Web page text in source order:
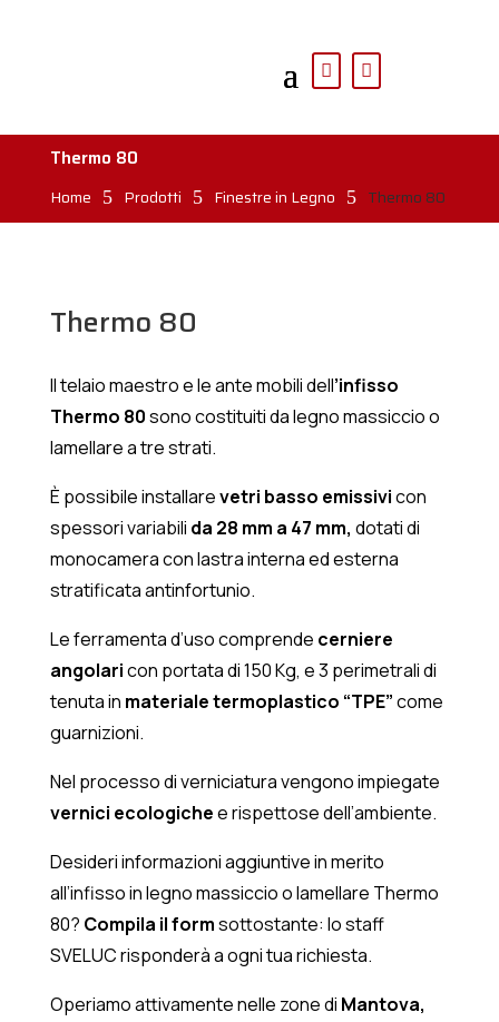
Thermo 80
Home 5 Prodotti 5 Finestre in Legno 5 Thermo 80
Thermo 80
Il telaio maestro e le ante mobili dell’infisso
Thermo 80sono costituiti da legno massiccio o
lamellare a tre strati.
È possibile installarevetri basso emissivicon
spessori variabili da 28 mm a 47 mm, dotati di
monocamera con lastra interna ed esterna
stratificata antinfortunio.
Le ferramenta d’uso comprende cerniere
angolaricon portata di 150 Kg, e 3 perimetrali di
tenuta in materiale termoplastico “TPE”come
guarnizioni.
Nel processo di verniciatura vengono impiegate
vernici ecologichee rispettose dell’ambiente.
Desideri informazioni aggiuntive in merito
all’infisso in legno massiccio o lamellare Thermo
80? Compila il formsottostante: lo staff
SVELUC risponderà a ogni tua richiesta.
Operiamo attivamente nelle zone di Mantova,